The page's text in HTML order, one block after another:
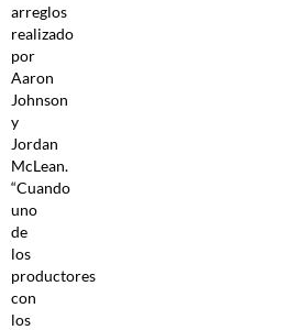
arreglos
realizado
por
Aaron
Johnson
y
Jordan
McLean.
“Cuando
uno
de
los
productores
con
los